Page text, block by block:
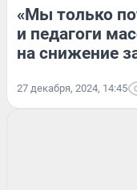
«Мы только
и педагоги
на снижение
27 декабря, 2024, 14:45